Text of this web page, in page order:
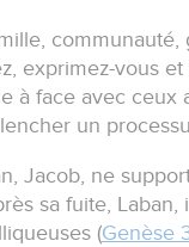
communauté,
exprimez-vous
à face avec ceux
un
Jacob, ne
sa fuite,
(Genèse